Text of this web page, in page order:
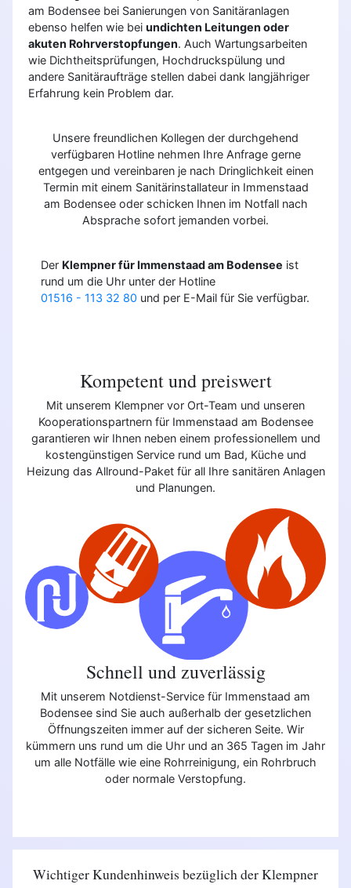
am Bodensee bei Sanierungen von Sanitäranlagen
ebenso helfen wie bei undichten Leitungen oder
akuten Rohrverstopfungen. Auch Wartungsarbeiten
wie Dichtheitsprüfungen, Hochdruckspülung und
andere Sanitäraufträge stellen dabei dank langjähriger
Erfahrung kein Problem dar.
Unsere freundlichen Kollegen der durchgehend
verfügbaren Hotline nehmen Ihre Anfrage gerne
entgegen und vereinbaren je nach Dringlichkeit einen
Termin mit einem Sanitärinstallateur in Immenstaad
am Bodensee oder schicken Ihnen im Notfall nach
Absprache sofort jemanden vorbei.
Der Klempner für Immenstaad am Bodensee ist
rund um die Uhr unter der Hotline
01516 - 113 32 80 und per E-Mail für Sie verfügbar.
Kompetent und preiswert
Mit unserem Klempner vor Ort-Team und unseren
Kooperationspartnern für Immenstaad am Bodensee
garantieren wir Ihnen neben einem professionellem und
kostengünstigen Service rund um Bad, Küche und
Heizung das Allround-Paket für all Ihre sanitären Anlagen
und Planungen.
Schnell und zuverlässig
Mit unserem Notdienst-Service für Immenstaad am
Bodensee sind Sie auch außerhalb der gesetzlichen
Öffnungszeiten immer auf der sicheren Seite. Wir
kümmern uns rund um die Uhr und an 365 Tagen im Jahr
um alle Notfälle wie eine Rohrreinigung, ein Rohrbruch
oder normale Verstopfung.
Wichtiger Kundenhinweis bezüglich der Klempner